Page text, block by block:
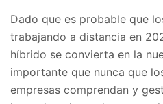
Dado que es probable que
trabajando a distancia en
híbrido se convierta en la
importante que nunca que
empresas comprendan y